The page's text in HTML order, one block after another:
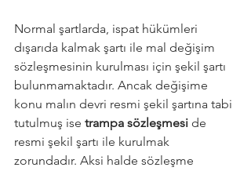
Normal şartlarda, ispat hükümleri
dışarıda kalmak şartı ile mal değişim
sözleşmesinin kurulması için şekil şartı
bulunmamaktadır. Ancak değişime
konu malın devri resmi şekil şartına tabi
tutulmuş ise trampa sözleşmesi de
resmi şekil şartı ile kurulmak
zorundadır. Aksi halde sözleşme